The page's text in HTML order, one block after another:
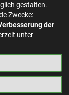
NACH OBEN
gestalten.
Zwecke:
der
unter